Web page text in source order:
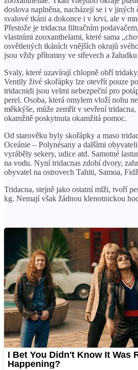
doslova naplněna, nacházejí se i v jiných
svalové tkáni a dokonce i v krvi, ale v
Přestože je tridacna filtračním
vlastními zooxanthelami, které sama
osvětlených tkáních vnějších okrajů
jsou vždy přítomny ve střevech a
Svaly, které uzavírají chlopně obří
Ventily živé skořápky lze otevřít pouze
tridacnidi jsou velmi nebezpeční pro
perel. Osoba, která omylem vloží nohu
měkkýše, může zemřít v sevření
okamžitě poskytnuta okamžitá pomoc.
Od starověku byly skořápky a maso
Oceánie – Polynésany a dalšími
vyráběly sekery, udice atd. Samotné
na vodu. Nyní tridacnas zdobí dvory,
obyvatel na ostrovech Tahiti, Samoa,
Tridacna, stejně jako ostatní mlži, tvoří
kg. Nemají však žádnou klenotnickou